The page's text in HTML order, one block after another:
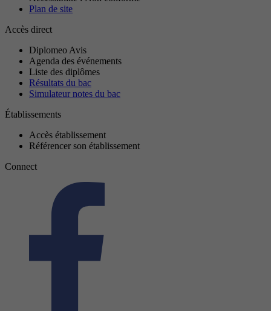
Plan de site
Accès direct
Diplomeo Avis
Agenda des événements
Liste des diplômes
Résultats du bac
Simulateur notes du bac
Établissements
Accès établissement
Référencer son établissement
Connect